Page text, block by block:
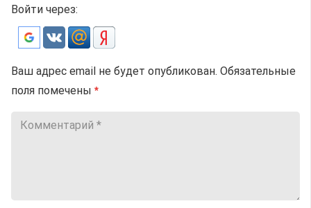
Войти через:
Ваш адрес email не будет опубликован. Обязательные
поля помечены *